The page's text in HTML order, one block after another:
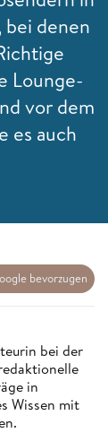
denen
Lounge-
vor dem
es auch
bevorzugen
bei der
in
Wissen mit